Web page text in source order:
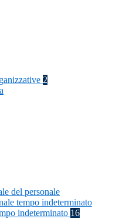
2
del personale
tempo indeterminato
indeterminato 16